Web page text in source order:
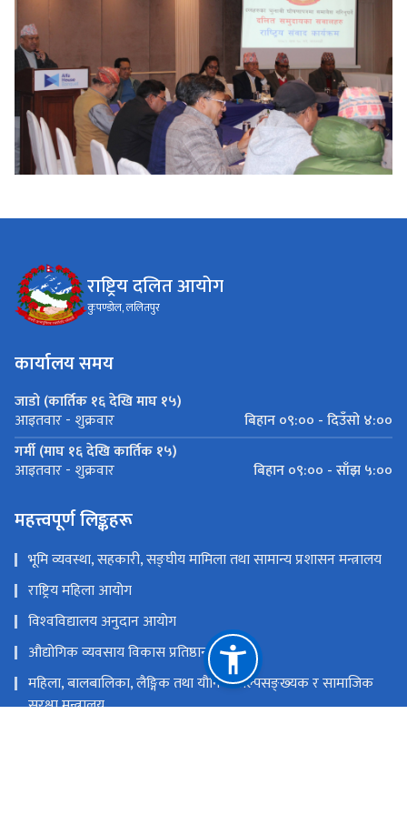
राष्ट्रिय दलित आयोग
कुपण्डोल, ललितपुर
कार्यालय समय
जाडो (कार्तिक १६ देखि माघ १५)
आइतवार - शुक्रवार
बिहान ०९:०० - दिउँसो ४:००
गर्मी (माघ १६ देखि कार्तिक १५)
आइतवार - शुक्रवार बिहान ०९:०० - साँझ ५:००
महत्त्वपूर्ण लिङ्कहरू
भूमि व्यवस्था, सहकारी, सङ्‍घीय मामिला तथा सामान्य प्रशासन मन्त्रालय
राष्ट्रिय महिला आयोग
विश्‍वविद्यालय अनुदान आयोग
औद्योगिक व्यवसाय विकास प्रतिष्ठान
महिला, बालबालिका, लैङ्गिक तथा यौनिक अल्पसङ्‍ख्‍यक र सामाजिक
सुरक्षा मन्त्रालय